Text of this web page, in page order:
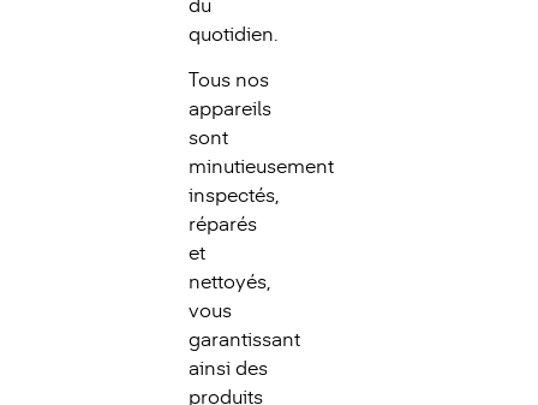
quotidien.
Tous nos
appareils
sont
minutieusement
inspectés,
réparés
et
nettoyés,
vous
garantissant
ainsi des
produits